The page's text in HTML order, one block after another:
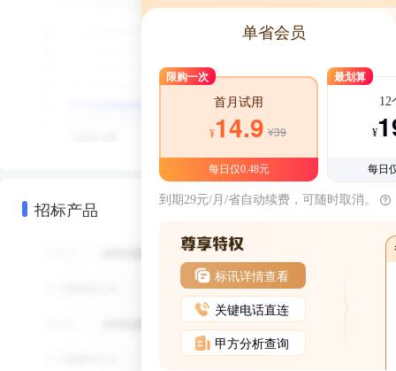
招标产品
单省会员
限购一次
首月试用
¥14.9 ¥39
每日仅0.48元
最划算
12
¥
每日
到期29元/月/省自动续费，可随时取消。
标讯详情查看
关键电话直连
甲方分析查询